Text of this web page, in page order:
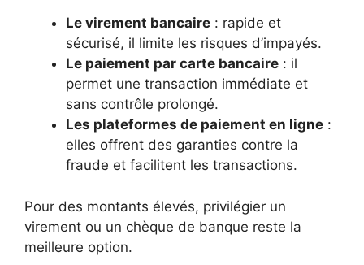
Le virement bancaire : rapide et
sécurisé, il limite les risques d’impayés.
Le paiement par carte bancaire : il
permet une transaction immédiate et
sans contrôle prolongé.
Les plateformes de paiement en ligne :
elles offrent des garanties contre la
fraude et facilitent les transactions.
Pour des montants élevés, privilégier un
virement ou un chèque de banque reste la
meilleure option.